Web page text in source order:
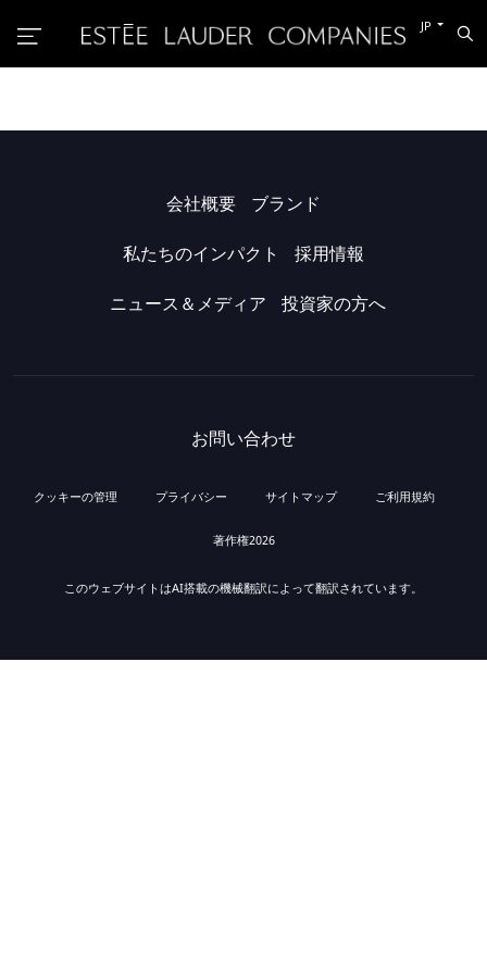
索
他
の
語
替
JP
会社概要 ブランド
私たちのインパクト 採用情報
ニュース＆メディア 投資家の方へ
お問い合わせ
クッキーの管理 プライバシー サイトマップ ご利用規約
著作権2026
このウェブサイトはAI搭載の機械翻訳によって翻訳されています。